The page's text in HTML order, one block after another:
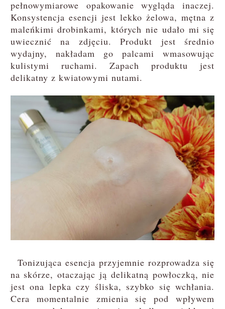
pełnowymiarowe opakowanie wygląda inaczej.
Konsystencja esencji jest lekko żelowa, mętna z
maleńkimi drobinkami, których nie udało mi się
uwiecznić na zdjęciu. Produkt jest średnio
wydajny, nakładam go palcami wmasowując
kulistymi ruchami. Zapach produktu jest
delikatny z kwiatowymi nutami.
Tonizująca esencja przyjemnie rozprowadza się
na skórze, otaczając ją delikatną powłoczką, nie
jest ona lepka czy śliska, szybko się wchłania.
Cera momentalnie zmienia się pod wpływem